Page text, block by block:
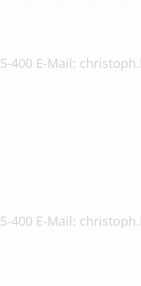
400 E-Mail:
400 E-Mail: